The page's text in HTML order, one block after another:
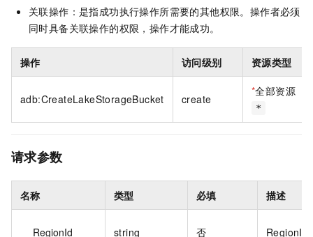
关联操作：是指成功执行操作所需要的其他权限。操作者必须
同时具备关联操作的权限，操作才能成功。
操作 访问级别 资源类型
adb:CreateLakeStorageBucket create
*全部资源
*
请求参数
名称 类型 必填 描述
RegionId string 否 RegionId